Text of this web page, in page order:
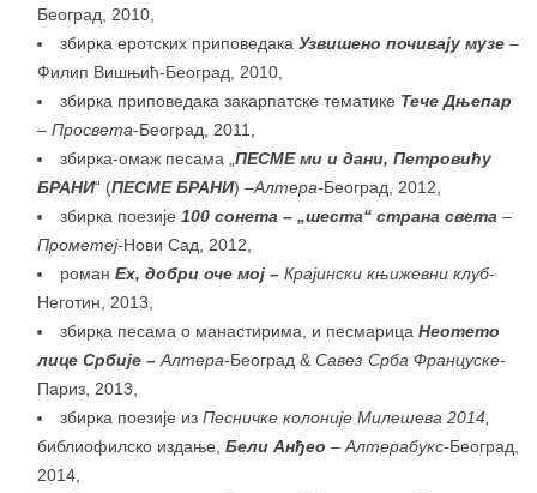
Београд, 2010,
збирка еротских приповедака Узвишено почивају музе –
Филип Вишњић-Београд, 2010,
збирка приповедака закарпатске тематике Тече Дњепар
– Просвета-Београд, 2011,
збирка-омаж песама „ПЕСМЕ ми и дани, Петровићу
БРАНИ“ (ПЕСМЕ БРАНИ) –Алтера-Београд, 2012,
збирка поезије 100 сонета – „шеста“ страна света –
Прометеј-Нови Сад, 2012,
роман Ех, добри оче мој – Крајински књижевни клуб-
Нeготин, 2013,
збирка песама о манастирима, и песмарица Неотето
лице Србије –Алтера-Београд & Савез Срба Француске-
Париз, 2013,
збирка поезије из Песничке колоније Милешева 2014,
библиофилско издање, Бели Анђео –Алтерабукс-Београд,
2014,